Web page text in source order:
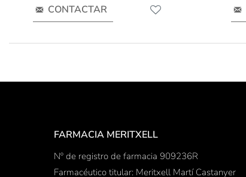
CONTACTAR
FARMACIA MERITXELL
Nº de registro de farmacia 909236R
Farmacéutico titular: Meritxell Martí Castanyer